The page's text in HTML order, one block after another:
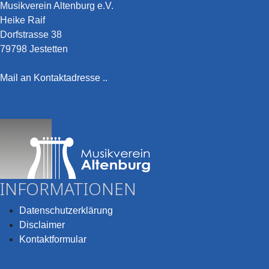
Musikverein Altenburg e.V.
Heike Raif
Dorfstrasse 38
79798 Jestetten
Mail an Kontaktadresse ..
INFORMATIONEN
Datenschutzerklärung
Disclaimer
Kontaktformular